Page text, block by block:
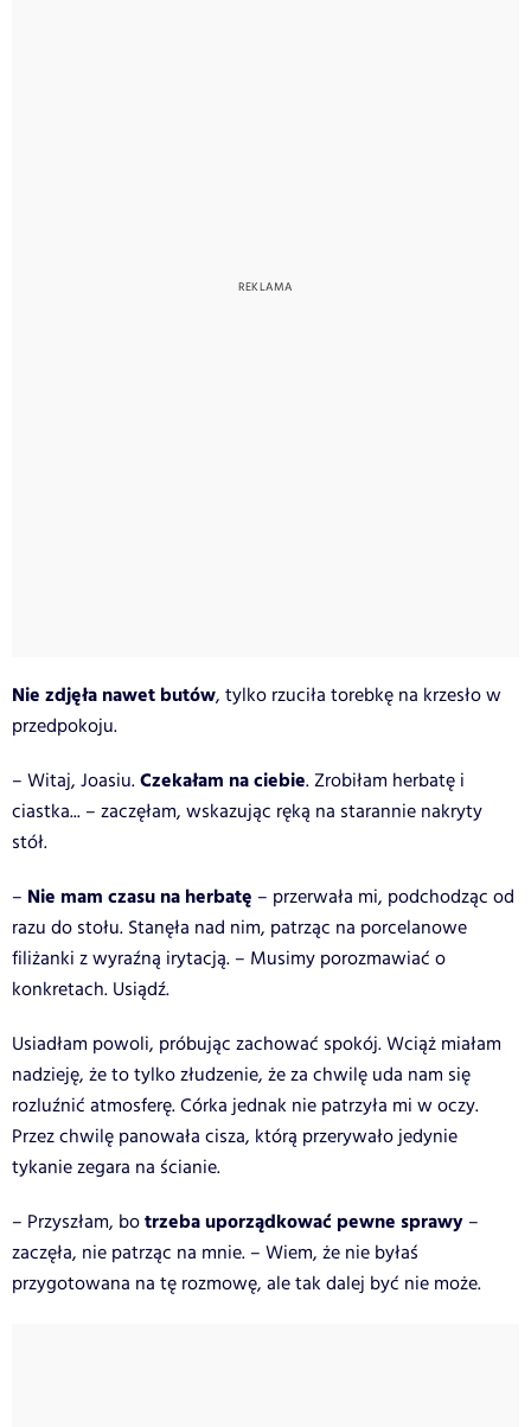
Nie zdjęła nawet butów, tylko rzuciła torebkę na krzesło w
przedpokoju.
– Witaj, Joasiu.Czekałam na ciebie. Zrobiłam herbatę i
ciastka... – zaczęłam, wskazując ręką na starannie nakryty
stół.
– Nie mam czasu na herbatę – przerwała mi, podchodząc od
razu do stołu. Stanęła nad nim, patrząc na porcelanowe
filiżanki z wyraźną irytacją. – Musimy porozmawiać o
konkretach. Usiądź.
Usiadłam powoli, próbując zachować spokój. Wciąż miałam
nadzieję, że to tylko złudzenie, że za chwilę uda nam się
rozluźnić atmosferę. Córka jednak nie patrzyła mi w oczy.
Przez chwilę panowała cisza, którą przerywało jedynie
tykanie zegara na ścianie.
– Przyszłam, botrzeba uporządkować pewne sprawy –
zaczęła, nie patrząc na mnie. – Wiem, że nie byłaś
przygotowana na tę rozmowę, ale tak dalej być nie może.